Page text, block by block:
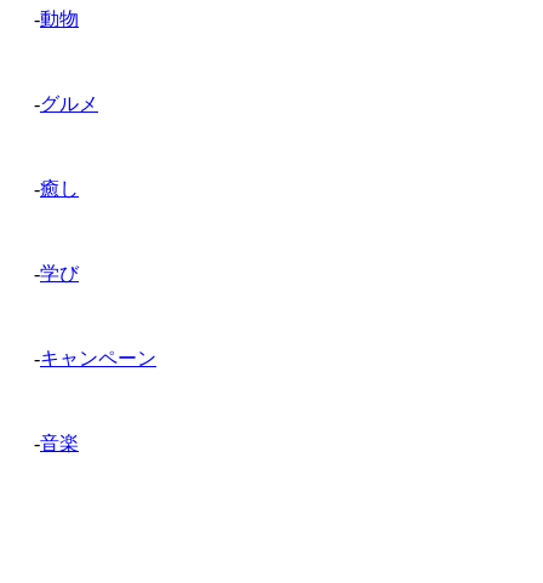
-動物
-グルメ
-癒し
-学び
-キャンペーン
-音楽